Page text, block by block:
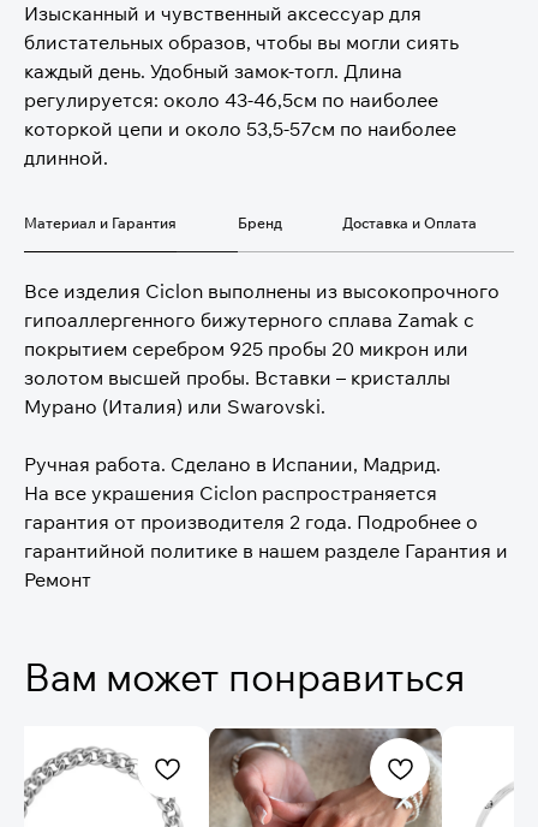
Изысканный и чувственный аксессуар для
блистательных образов, чтобы вы могли сиять
каждый день. Удобный замок-тогл. Длина
регулируется: около 43-46,5см по наиболее
которкой цепи и около 53,5-57см по наиболее
длинной.
Материал и Гарантия Бренд Доставка и Оплата
Все изделия Ciclon выполнены из высокопрочного
гипоаллергенного бижутерного сплава Zamak с
покрытием серебром 925 пробы 20 микрон или
золотом высшей пробы. Вставки – кристаллы
Мурано (Италия) или Swarovski.
Ручная работа. Сделано в Испании, Мадрид.
На все украшения Ciclon распространяется
гарантия от производителя 2 года. Подробнее о
гарантийной политике в нашем разделе Гарантия и
Ремонт
Вам может понравиться